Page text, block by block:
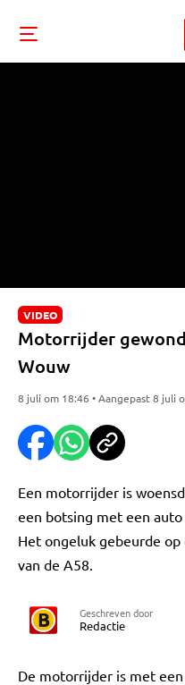
VIDEO
Motorrijder
Wouw
8 juli om 18:46 • Aangepast 8 juli
Een motorrijder is
een botsing met een
Het ongeluk gebeurde
van de A58.
Geschreven door
Redactie
De motorrijder is met